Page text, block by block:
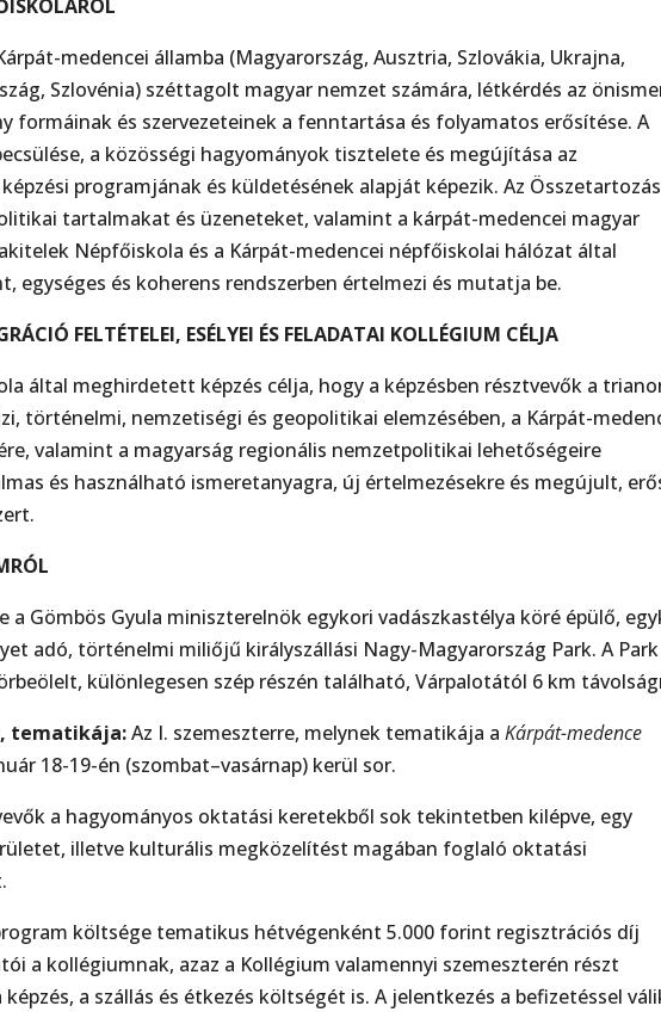
medencei államba (Magyarország, Ausztria, Szlovákia, Ukrajna,
Szlovénia) széttagolt magyar nemzet számára, létkérdés az
formáinak és szervezeteinek a fenntartása és folyamatos erősítése. A
a közösségi hagyományok tisztelete és megújítása az
programjának és küldetésének alapját képezik. Az Összetartozás
tartalmakat és üzeneteket, valamint a kárpát-medencei magyar
Népfőiskola és a Kárpát-medencei népfőiskolai hálózat által
egységes és koherens rendszerben értelmezi és mutatja be.
FELTÉTELEI, ESÉLYEI ÉS FELADATAI KOLLÉGIUM CÉLJA
által meghirdetett képzés célja, hogy a képzésben résztvevők a
történelmi, nemzetiségi és geopolitikai elemzésében, a Kárpát-
valamint a magyarság regionális nemzetpolitikai lehetőségeire
és használható ismeretanyagra, új értelmezésekre és megújult,
a Gömbös Gyula miniszterelnök egykori vadászkastélya köré épülő,
adó, történelmi miliőjű királyszállási Nagy-Magyarország Park. A
különlegesen szép részén található, Várpalotától 6 km
tematikája:Az I. szemeszterre, melynek tematikája aKárpát-medence
18-19-én (szombat–vasárnap) kerül sor.
a hagyományos oktatási keretekből sok tekintetben kilépve, egy
illetve kulturális megközelítést magában foglaló oktatási
költsége tematikus hétvégenként 5.000 forint regisztrációs díj
a kollégiumnak, azaz a Kollégium valamennyi szemeszterén részt
a szállás és étkezés költségét is. A jelentkezés a befizetéssel